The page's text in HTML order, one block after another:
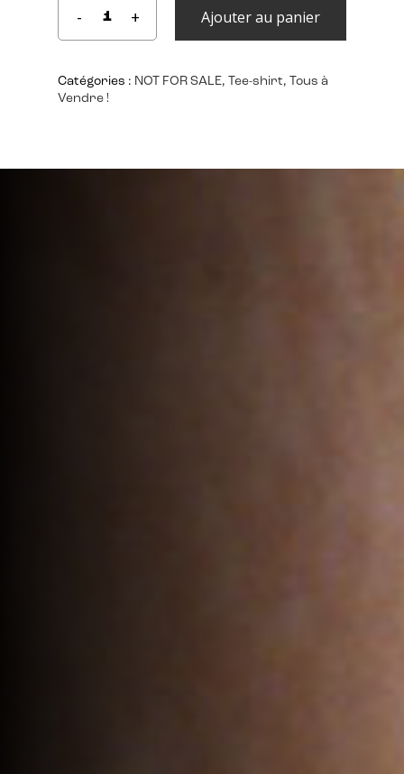
Ajouter au panier
Catégories : NOT FOR SALE, Tee-shirt, Tous à
Vendre !